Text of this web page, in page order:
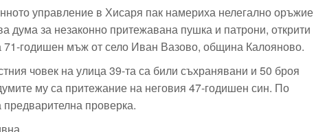
управление в Хисаря пак намериха нелегално оръжие
дума за незаконно притежавана пушка и патрони, открити
71-годишен мъж от село Иван Вазово, община Калояново.
човек на улица 39-та са били съхранявани и 50 броя
му са притежание на неговия 47-годишен син. По
предварителна проверка.